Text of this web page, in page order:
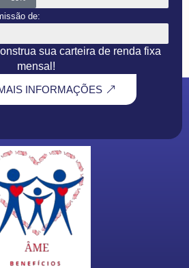
de:
sua carteira de renda fixa
mensal!
INFORMAÇÕES